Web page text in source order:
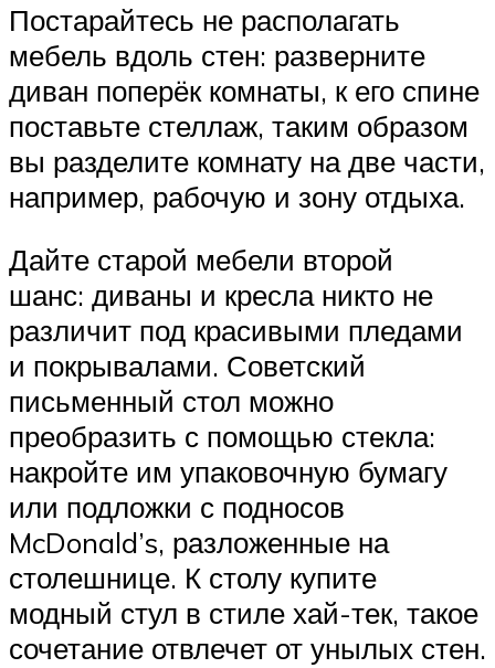
Постарайтесь не располагать
мебель вдоль стен: разверните
диван поперёк комнаты, к его спине
поставьте стеллаж, таким образом
вы разделите комнату на две части,
например, рабочую и зону отдыха.
Дайте старой мебели второй
шанс: диваны и кресла никто не
различит под красивыми пледами
и покрывалами. Советский
письменный стол можно
преобразить с помощью стекла:
накройте им упаковочную бумагу
или подложки с подносов
McDonald’s, разложенные на
столешнице. К столу купите
модный стул в стиле хай-тек, такое
сочетание отвлечет от унылых стен.